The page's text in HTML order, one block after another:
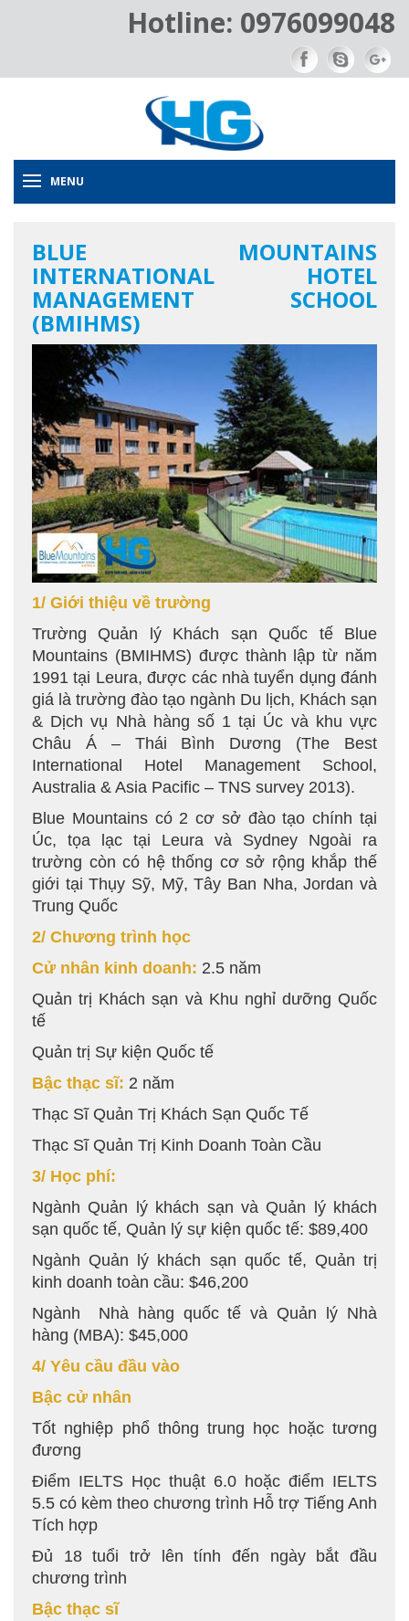
Hotline: 0976099048
MENU
BLUE MOUNTAINS
INTERNATIONAL HOTEL
MANAGEMENT SCHOOL
(BMIHMS)
1/ Giới thiệu về trường
Trường Quản lý Khách sạn Quốc tế Blue
Mountains (BMIHMS) được thành lập từ năm
1991 tại Leura, được các nhà tuyển dụng đánh
giá là trường đào tạo ngành Du lịch, Khách sạn
& Dịch vụ Nhà hàng số 1 tại Úc và khu vực
Châu Á – Thái Bình Dương (The Best
International Hotel Management School,
Australia & Asia Pacific – TNS survey 2013).
Blue Mountains có 2 cơ sở đào tạo chính tại
Úc, tọa lạc tại Leura và Sydney Ngoài ra
trường còn có hệ thống cơ sở rộng khắp thế
giới tại Thụy Sỹ, Mỹ, Tây Ban Nha, Jordan và
Trung Quốc
2/ Chương trình học
Cử nhân kinh doanh: 2.5 năm
Quản trị Khách sạn và Khu nghỉ dưỡng Quốc
tế
Quản trị Sự kiện Quốc tế
Bậc thạc sĩ: 2 năm
Thạc Sĩ Quản Trị Khách Sạn Quốc Tế
Thạc Sĩ Quản Trị Kinh Doanh Toàn Cầu
3/ Học phí:
Ngành Quản lý khách sạn và Quản lý khách
sạn quốc tế, Quản lý sự kiện quốc tế: $89,400
Ngành Quản lý khách sạn quốc tế, Quản trị
kinh doanh toàn cầu: $46,200
Ngành Nhà hàng quốc tế và Quản lý Nhà
hàng (MBA): $45,000
4/ Yêu cầu đầu vào
Bậc cử nhân
Tốt nghiệp phổ thông trung học hoặc tương
đương
Điểm IELTS Học thuật 6.0 hoặc điểm IELTS
5.5 có kèm theo chương trình Hỗ trợ Tiếng Anh
Tích hợp
Đủ 18 tuổi trở lên tính đến ngày bắt đầu
chương trình
Bậc thạc sĩ